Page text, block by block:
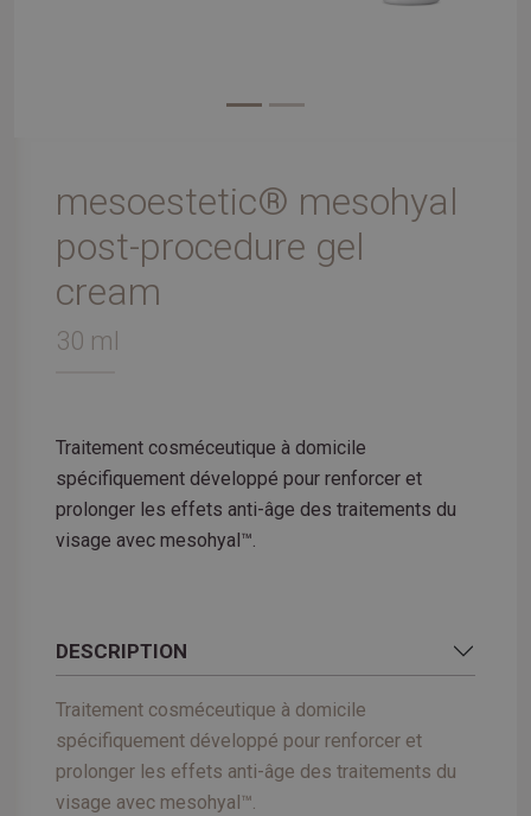
mesoestetic® mesohyal
post-procedure gel
cream
30 ml
Traitement cosméceutique à domicile
spécifiquement développé pour renforcer et
prolonger les effets anti-âge des traitements du
visage avec mesohyal™.
DESCRIPTION
Traitement cosméceutique à domicile
spécifiquement développé pour renforcer et
prolonger les effets anti-âge des traitements du
visage avec mesohyal™.